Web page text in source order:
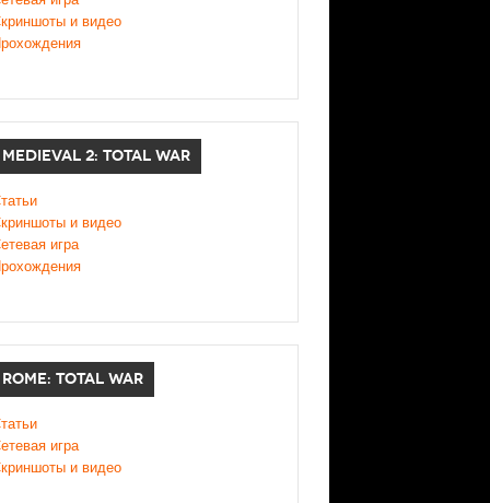
и видео
MEDIEVAL 2: TOTAL WAR
и видео
игра
ROME: TOTAL WAR
игра
и видео